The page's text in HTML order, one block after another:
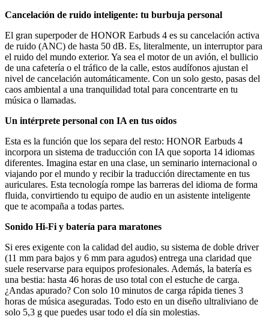
Cancelación de ruido inteligente: tu burbuja personal
El gran superpoder de HONOR Earbuds 4 es su cancelación activa
de ruido (ANC) de hasta 50 dB. Es, literalmente, un interruptor para
el ruido del mundo exterior. Ya sea el motor de un avión, el bullicio
de una cafetería o el tráfico de la calle, estos audífonos ajustan el
nivel de cancelación automáticamente. Con un solo gesto, pasas del
caos ambiental a una tranquilidad total para concentrarte en tu
música o llamadas.
Un intérprete personal con IA en tus oídos
Esta es la función que los separa del resto: HONOR Earbuds 4
incorpora un sistema de traducción con IA que soporta 14 idiomas
diferentes. Imagina estar en una clase, un seminario internacional o
viajando por el mundo y recibir la traducción directamente en tus
auriculares. Esta tecnología rompe las barreras del idioma de forma
fluida, convirtiendo tu equipo de audio en un asistente inteligente
que te acompaña a todas partes.
Sonido Hi-Fi y batería para maratones
Si eres exigente con la calidad del audio, su sistema de doble driver
(11 mm para bajos y 6 mm para agudos) entrega una claridad que
suele reservarse para equipos profesionales. Además, la batería es
una bestia: hasta 46 horas de uso total con el estuche de carga.
¿Andas apurado? Con solo 10 minutos de carga rápida tienes 3
horas de música aseguradas. Todo esto en un diseño ultraliviano de
solo 5,3 g que puedes usar todo el día sin molestias.